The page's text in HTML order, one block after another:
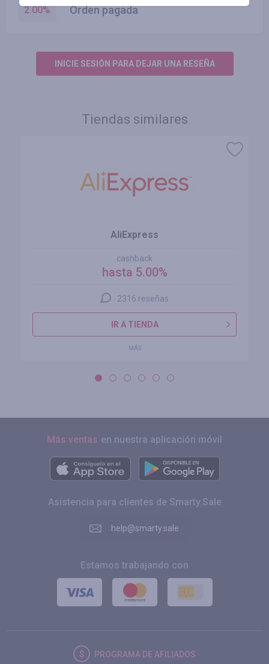
2.00% Orden pagada
INICIE SESIÓN PARA DEJAR UNA RESEÑA
Tiendas similares
AliExpress
cashback
hasta 5.00%
2316 reseñas
IR A TIENDA
MÁS
Más ventas en nuestra aplicación móvil
Asistencia para clientes de Smarty.Sale
help@smarty.sale
Estamos trabajando con
PROGRAMA DE AFILIADOS